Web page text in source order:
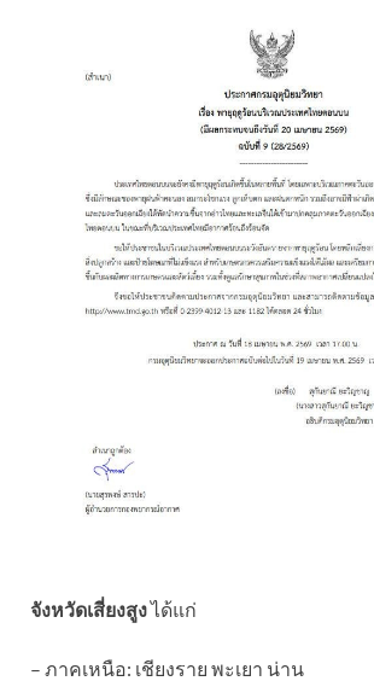
จังหวัดเสี่ยงสูงได้แก่
– ภาคเหนือ: เชียงราย พะเยา น่าน